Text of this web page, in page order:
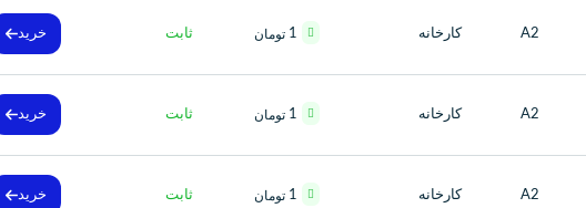
A2 کارخانه 1 تومان ثابت خرید
A2 کارخانه 1 تومان ثابت خرید
A2 کارخانه 1 تومان ثابت خرید